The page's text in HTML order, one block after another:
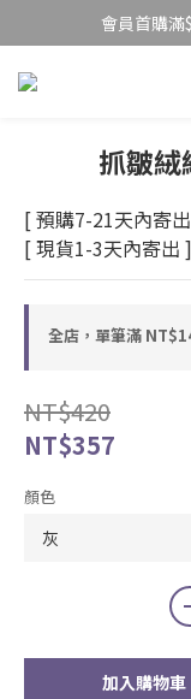
會員首購滿
抓皺
[ 預購7-21天內寄
[ 現貨1-3天內寄出 ]
全店，單筆滿
NT$420
NT$357
顏色
加入購物車